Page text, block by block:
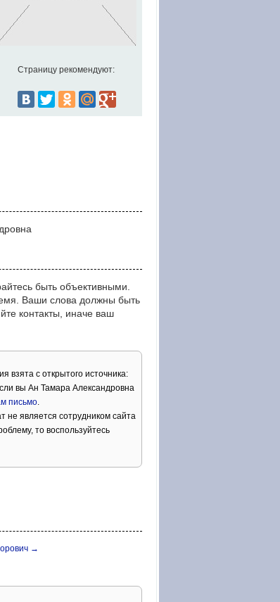
Страницу рекомендуют:
быть объективными.
Ваши слова должны быть
контакты, иначе ваш
взята с открытого источника:
вы Ан Тамара Александровна
письмо.
не является сотрудником сайта
то воспользуйтесь
→